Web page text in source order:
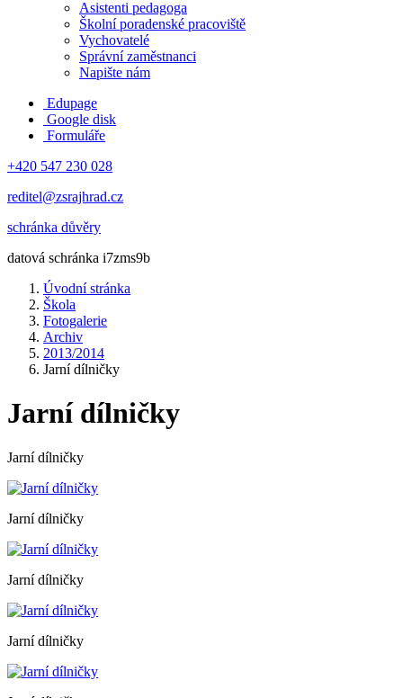
Asistenti pedagoga
Školní poradenské pracoviště
Vychovatelé
Správní zaměstnanci
Napište nám
Edupage
Google disk
Formuláře
+420 547 230 028
reditel@zsrajhrad.cz
schránka důvěry
datová schránka i7zms9b
Úvodní stránka
Škola
Fotogalerie
Archiv
2013/2014
Jarní dílničky
Jarní dílničky
Jarní dílničky
Jarní dílničky
Jarní dílničky
Jarní dílničky